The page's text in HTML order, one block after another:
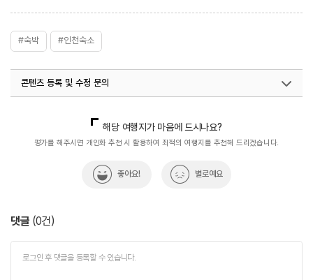
#숙박 #인천숙소
콘텐츠 등록 및 수정 문의
해당 여행지가 마음에 드시나요?
평가를 해주시면 개인화 추천 시 활용하여 최적의 여행지를 추천해 드리겠습니다.
좋아요! 별로예요
댓글 (0건)